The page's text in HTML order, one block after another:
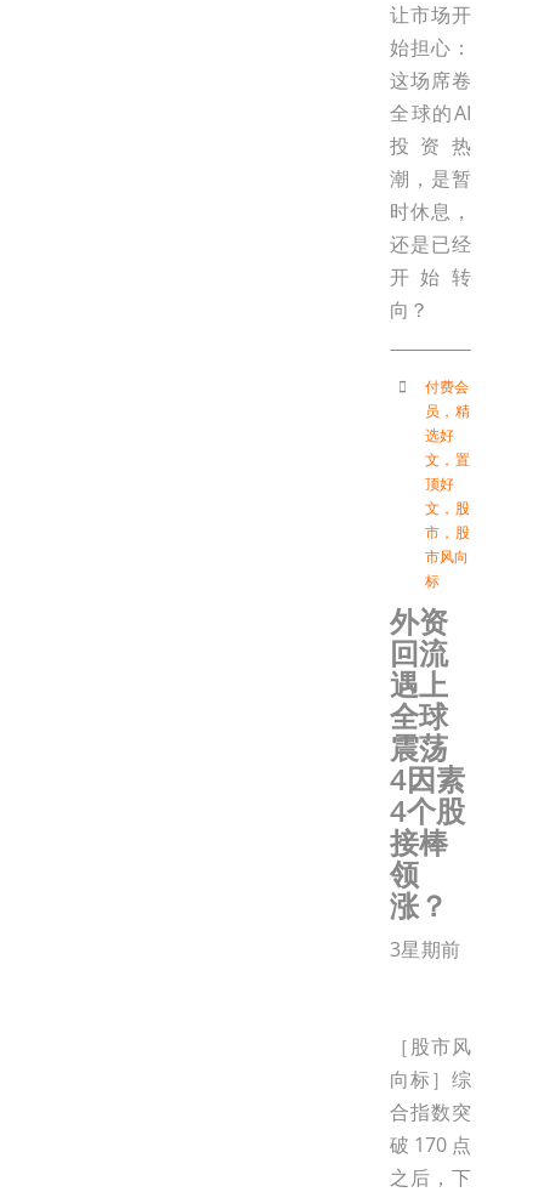
让市场开
始担心：
这场席卷
全球的AI
投资热
潮，是暂
时休息，
还是已经
开始转
向？
付费会
员 ， 精
选好
文 ， 置
顶好
文 ， 股
市 ， 股
市风向
标
外资
回流
遇上
全球
震荡
4因素
4个股
接棒
领
涨？
3星期前
［股市风
向标］综
合指数突
破170点
之后，下